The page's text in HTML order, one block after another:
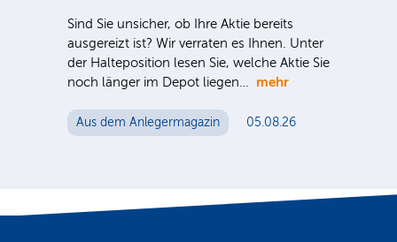
Sind Sie unsicher, ob Ihre Aktie bereits
ausgereizt ist? Wir verraten es Ihnen. Unter
der Halteposition lesen Sie, welche Aktie Sie
noch länger im Depot liegen… mehr
Aus dem Anlegermagazin 05.08.26